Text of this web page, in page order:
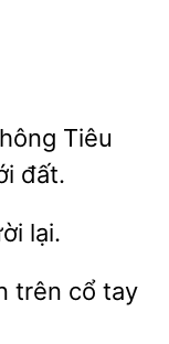
Tiêu
lại.
cổ tay